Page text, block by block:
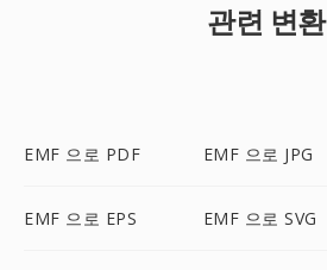
관련 변환
EMF 으로 PDF EMF 으로 JPG
EMF 으로 EPS EMF 으로 SVG